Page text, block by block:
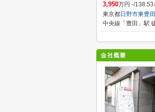
3,950万円 -/138.53
東京都日野市東豊田
中央線「豊田」駅